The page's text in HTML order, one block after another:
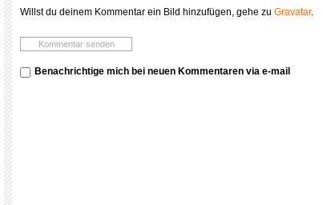
Willst du deinem Kommentar ein Bild hinzufügen, gehe zu Gravatar.
Benachrichtige mich bei neuen Kommentaren via e-mail